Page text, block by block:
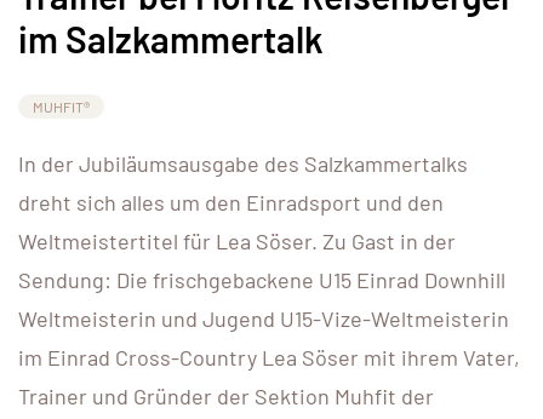
im Salzkammertalk
MUHFIT®
In der Jubiläumsausgabe des Salzkammertalks
dreht sich alles um den Einradsport und den
Weltmeistertitel für Lea Söser. Zu Gast in der
Sendung: Die frischgebackene U15 Einrad Downhill
Weltmeisterin und Jugend U15-Vize-Weltmeisterin
im Einrad Cross-Country Lea Söser mit ihrem Vater,
Trainer und Gründer der Sektion Muhfit der